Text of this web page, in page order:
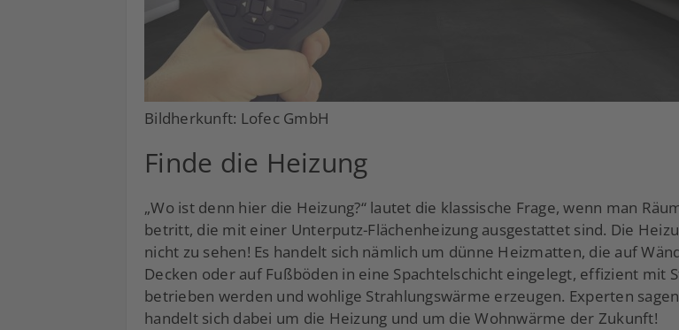
Bildherkunft: Lofec GmbH
Finde die Heizung
„Wo ist denn hier die Heizung?“ lautet die klassische Frage, wenn man
betritt, die mit einer Unterputz-Flächenheizung ausgestattet sind. Die
nicht zu sehen! Es handelt sich nämlich um dünne Heizmatten, die auf
Decken oder auf Fußböden in eine Spachtelschicht eingelegt, effizient mit
betrieben werden und wohlige Strahlungswärme erzeugen. Experten
handelt sich dabei um die Heizung und um die Wohnwärme der Zukunft!